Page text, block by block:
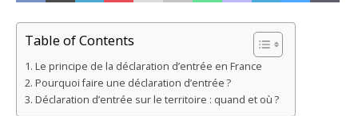
Table of Contents
Le principe de la déclaration d’entrée en France
Pourquoi faire une déclaration d’entrée ?
Déclaration d’entrée sur le territoire : quand et où ?